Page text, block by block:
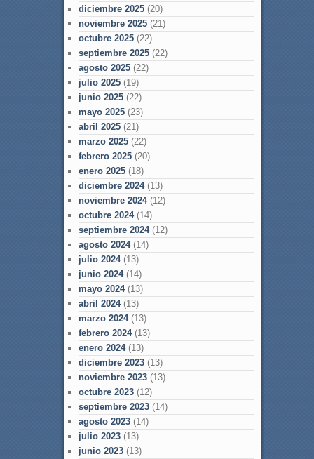
diciembre 2025(20)
noviembre 2025(21)
octubre 2025(22)
septiembre 2025(22)
agosto 2025(22)
julio 2025(19)
junio 2025(22)
mayo 2025(23)
abril 2025(21)
marzo 2025(22)
febrero 2025(20)
enero 2025(18)
diciembre 2024(13)
noviembre 2024(12)
octubre 2024(14)
septiembre 2024(12)
agosto 2024(14)
julio 2024(13)
junio 2024(14)
mayo 2024(13)
abril 2024(13)
marzo 2024(13)
febrero 2024(13)
enero 2024(13)
diciembre 2023(13)
noviembre 2023(13)
octubre 2023(12)
septiembre 2023(14)
agosto 2023(14)
julio 2023(13)
junio 2023(13)